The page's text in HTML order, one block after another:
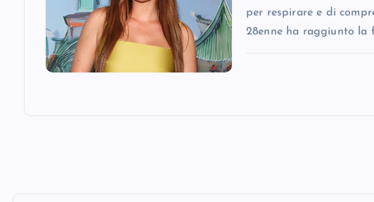
per respirare e di
28enne ha raggiunto la